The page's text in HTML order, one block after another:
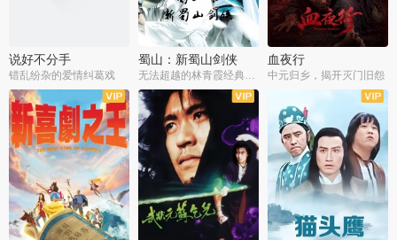
说好不分手
错乱纷杂的爱情纠葛戏
蜀山：新蜀山剑侠
无法超越的林青霞经典角色
血夜行
中元归乡，揭开灭门旧怨